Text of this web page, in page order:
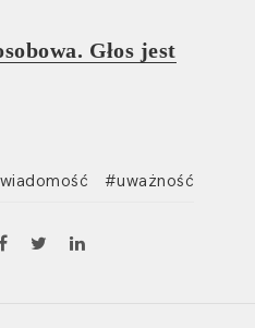
Głos jest
uważność